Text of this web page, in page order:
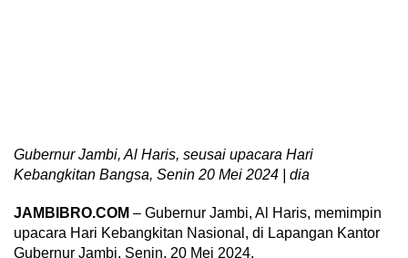
Gubernur Jambi, Al Haris, seusai upacara Hari
Kebangkitan Bangsa, Senin 20 Mei 2024 | dia
JAMBIBRO.COM – Gubernur Jambi, Al Haris, memimpin
upacara Hari Kebangkitan Nasional, di Lapangan Kantor
Gubernur Jambi, Senin, 20 Mei 2024.